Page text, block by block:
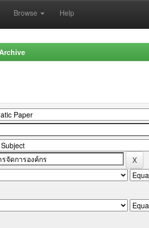
Browse Help